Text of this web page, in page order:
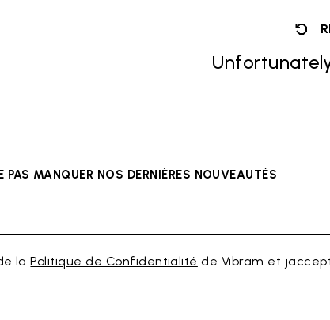
MANQUER NOS DERNIÈRES NOUVEAUTÉS
laPolitique de Confidentialité de Vibram et